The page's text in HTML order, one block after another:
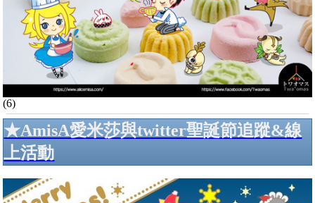
(6)
★AmisA愛米莎與twitter聖誕節追蹤&線
上活動